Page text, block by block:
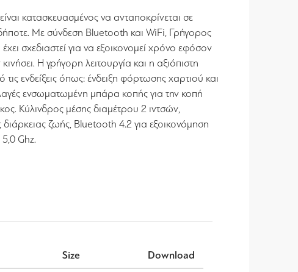
Size Download
κατασκευασμένος να ανταποκρίνεται σε
Με σύνδεση Bluetooth και WiFi, Γρήγορος
σχεδιαστεί για να εξοικονομεί χρόνο εφόσον
Η γρήγορη λειτουργία και η αξιόπιστη
ενδείξεις όπως: ένδειξη φόρτωσης χαρτιού και
ενσωματωμένη μπάρα κοπής για την κοπή
Κύλινδρος μέσης διαμέτρου 2 ιντσών,
διάρκειας ζωής, Bluetooth 4.2 για εξοικονόμηση
Ghz.